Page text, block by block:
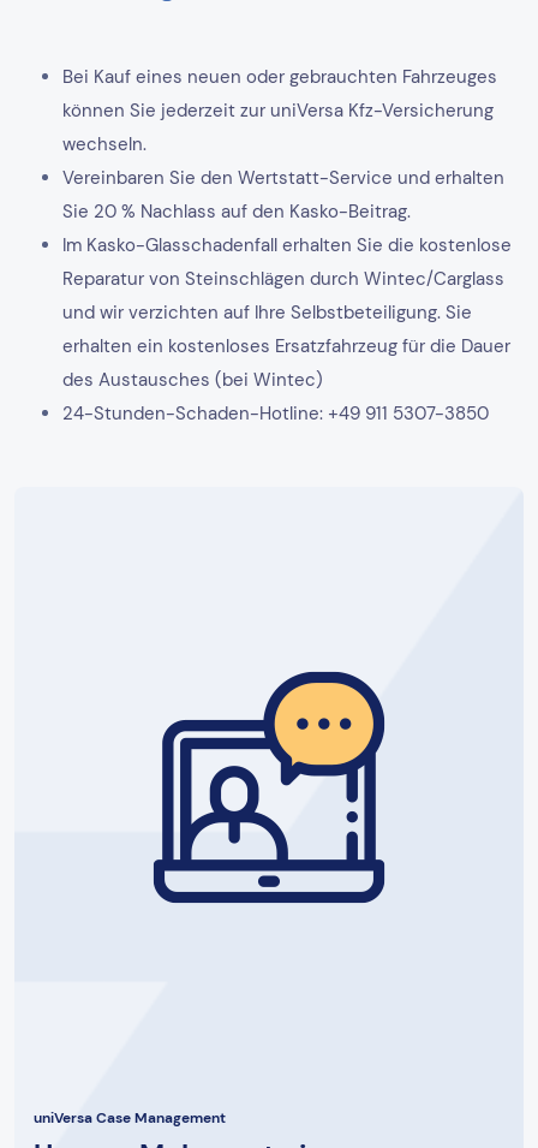
Bei Kauf eines neuen oder gebrauchten Fahrzeuges
können Sie jederzeit zur uniVersa Kfz-Versicherung
wechseln.
Vereinbaren Sie den Wertstatt-Service und erhalten
Sie 20 % Nachlass auf den Kasko-Beitrag.
Im Kasko-Glasschadenfall erhalten Sie die kostenlose
Reparatur von Steinschlägen durch Wintec/Carglass
und wir verzichten auf Ihre Selbstbeteiligung. Sie
erhalten ein kostenloses Ersatzfahrzeug für die Dauer
des Austausches (bei Wintec)
24-Stunden-Schaden-Hotline: +49 911 5307-3850
uniVersa Case Management